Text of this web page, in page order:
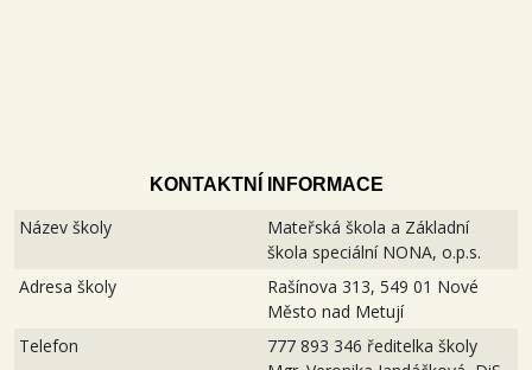
KONTAKTNÍ INFORMACE
Název školy
Mateřská škola a Základní
škola speciální NONA, o.p.s.
Adresa školy
Rašínova 313, 549 01 Nové
Město nad Metují
Telefon
777 893 346 ředitelka školy